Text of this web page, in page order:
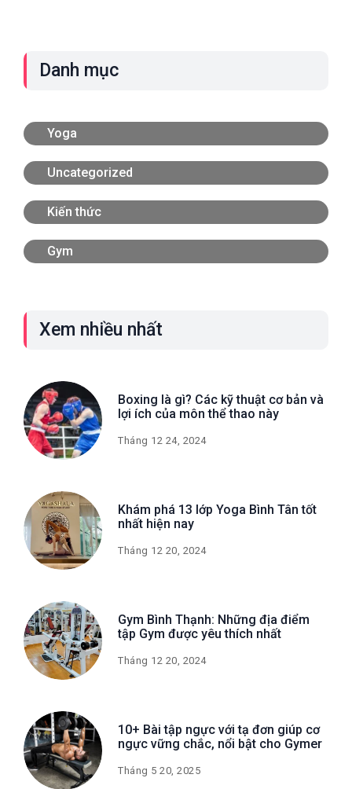
Danh mục
Yoga
Uncategorized
Kiến thức
Gym
Xem nhiều nhất
Boxing là gì? Các kỹ thuật cơ bản và
lợi ích của môn thể thao này
Tháng 12 24, 2024
Khám phá 13 lớp Yoga Bình Tân tốt
nhất hiện nay
Tháng 12 20, 2024
Gym Bình Thạnh: Những địa điểm
tập Gym được yêu thích nhất
Tháng 12 20, 2024
10+ Bài tập ngực với tạ đơn giúp cơ
ngực vững chắc, nổi bật cho Gymer
Tháng 5 20, 2025